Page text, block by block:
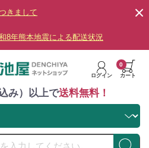
きまして
8年熊本地震による配送状況
ログイン カート
0
み）以上で送料無料！